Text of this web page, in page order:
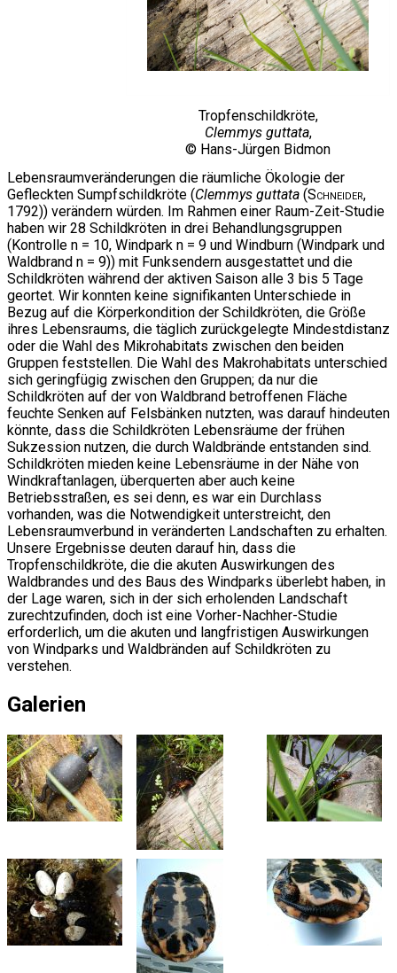
Tropfenschildkröte,
Clemmys guttata,
© Hans-Jürgen Bidmon
Lebensraumveränderungen die räumliche Ökologie der
Gefleckten Sumpfschildkröte (Clemmys guttata (Schneider,
1792)) verändern würden. Im Rahmen einer Raum-Zeit-Studie
haben wir 28 Schildkröten in drei Behandlungsgruppen
(Kontrolle n = 10, Windpark n = 9 und Windburn (Windpark und
Waldbrand n = 9)) mit Funksendern ausgestattet und die
Schildkröten während der aktiven Saison alle 3 bis 5 Tage
geortet. Wir konnten keine signifikanten Unterschiede in
Bezug auf die Körperkondition der Schildkröten, die Größe
ihres Lebensraums, die täglich zurückgelegte Mindestdistanz
oder die Wahl des Mikrohabitats zwischen den beiden
Gruppen feststellen. Die Wahl des Makrohabitats unterschied
sich geringfügig zwischen den Gruppen; da nur die
Schildkröten auf der von Waldbrand betroffenen Fläche
feuchte Senken auf Felsbänken nutzten, was darauf hindeuten
könnte, dass die Schildkröten Lebensräume der frühen
Sukzession nutzen, die durch Waldbrände entstanden sind.
Schildkröten mieden keine Lebensräume in der Nähe von
Windkraftanlagen, überquerten aber auch keine
Betriebsstraßen, es sei denn, es war ein Durchlass
vorhanden, was die Notwendigkeit unterstreicht, den
Lebensraumverbund in veränderten Landschaften zu erhalten.
Unsere Ergebnisse deuten darauf hin, dass die
Tropfenschildkröte, die die akuten Auswirkungen des
Waldbrandes und des Baus des Windparks überlebt haben, in
der Lage waren, sich in der sich erholenden Landschaft
zurechtzufinden, doch ist eine Vorher-Nachher-Studie
erforderlich, um die akuten und langfristigen Auswirkungen
von Windparks und Waldbränden auf Schildkröten zu
verstehen.
Galerien